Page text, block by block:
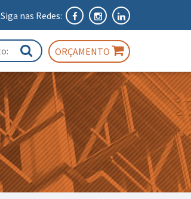
Siga nas Redes:
ORÇAMENTO